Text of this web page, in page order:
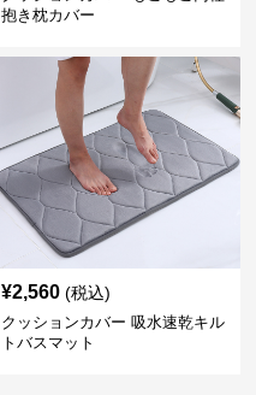
抱き枕カバー
¥2,560 (税込)
クッションカバー 吸水速乾キル
トバスマット